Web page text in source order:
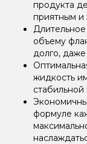
продукта
приятным
объему
долго,
жидкость
формуле